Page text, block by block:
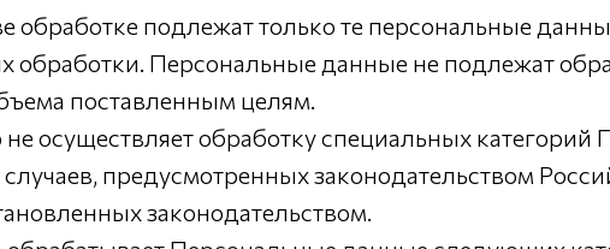
обработке подлежат только те персональные
обработки. Персональные данные не подлежат
поставленным целям.
осуществляет обработку специальных категорий
предусмотренных законодательством
законодательством.